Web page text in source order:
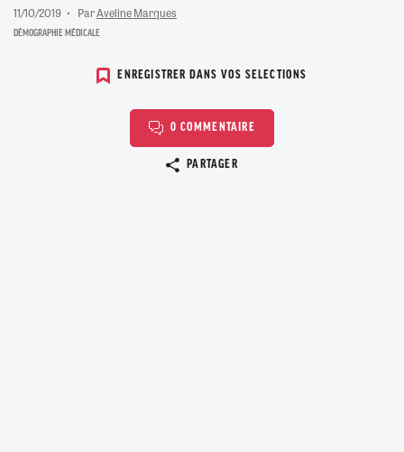
11/10/2019 ParAveline Marques
DÉMOGRAPHIE MÉDICALE
ENREGISTRER DANS VOS SELECTIONS
0 COMMENTAIRE
PARTAGER